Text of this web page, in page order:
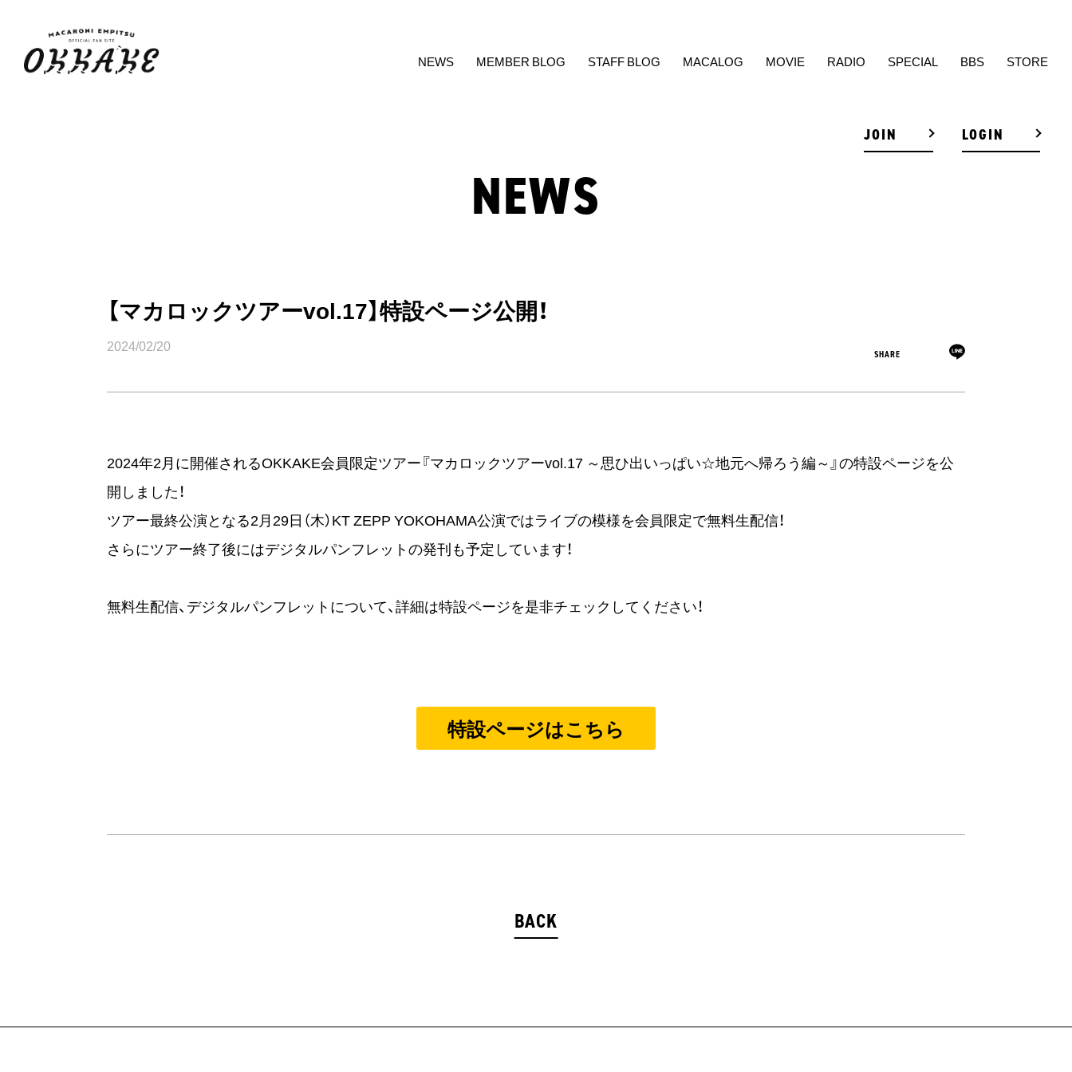
NEWS MEMBER BLOG STAFF BLOG MACALOG MOVIE RADIO SPECIAL BBS STORE
JOIN LOGIN
NEWS
【マカロックツアーvol.17】特設ページ公開！
2024/02/20 SHARE
2024年2月に開催されるOKKAKE会員限定ツアー『マカロックツアーvol.17 ～思ひ出いっぱい☆地元へ帰ろう編～』の特設ページを公
開しました！
ツアー最終公演となる2月29日（木）KT ZEPP YOKOHAMA公演ではライブの模様を会員限定で無料生配信！
さらにツアー終了後にはデジタルパンフレットの発刊も予定しています！
無料生配信、デジタルパンフレットについて、詳細は特設ページを是非チェックしてください！
特設ページはこちら
BACK